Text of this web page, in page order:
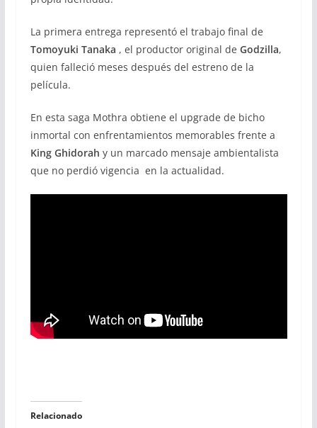
La primera entrega representó el trabajo final de
Tomoyuki Tanaka , el productor original de Godzilla,
quien falleció meses después del estreno de la
película.
En esta saga Mothra obtiene el upgrade de bicho
inmortal con enfrentamientos memorables frente a
King Ghidorah y un marcado mensaje ambientalista
que no perdió vigencia en la actualidad.
Relacionado